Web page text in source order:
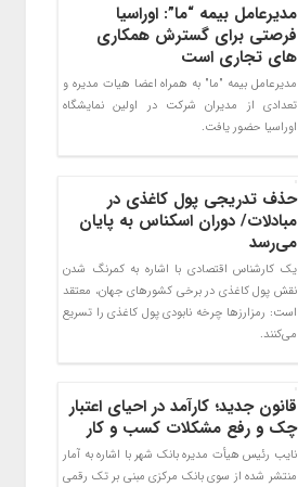
مدیرعامل بیمه “ما”: اوراسیا
فرصتی برای گسترش همکاری
های تجاری است
مدیرعامل بیمه "ما" به همراه اعضا هیات مدیره و
تعدادی از مدیران شرکت در اولین نمایشگاه
اوراسیا حضور یافت.
حذف تدریجی پول کاغذی در
مبادلات/ دوران اسکناس به پایان
می‌رسد
یک کارشناس اقتصادی با اشاره به کمرنگ شدن
نقش پول کاغذی در برخی کشورهای جهان، معتقد
است: رمزارزها چرخه نابودی پول کاغذی را تسریع
می‌کنند.
قانون جدید؛ کارآمد در احیای اعتبار
چک و رفع مشکلات کسب و کار
نایب رئیس هیأت مدیره بانک شهر با اشاره به آمار
منتشر شده از سوی بانک مرکزی مبنی بر تک رقمی